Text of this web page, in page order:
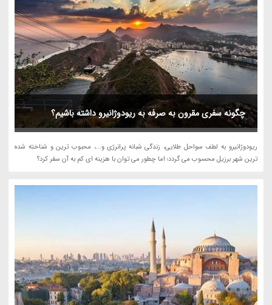
چگونه سفری مقرون به صرفه به ریودوژانیرو داشته باشیم؟
ریودوژانیرو به لطف سواحل طلایی، زندگی شبانه پرانرژی و...، محبوب ترین و شناخته شده
ترین شهر برزیل محسوب می گردد؛ اما چطور می توان با هزینه ای کم به آن سفر کرد؟